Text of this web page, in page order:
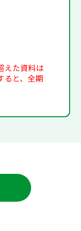
えた資料は
ると、全期